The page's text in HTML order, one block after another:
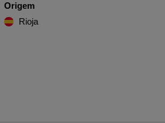
Origem
Rioja